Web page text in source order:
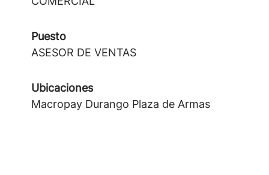
Puesto
ASESOR DE VENTAS
Ubicaciones
Macropay Durango Plaza de Armas